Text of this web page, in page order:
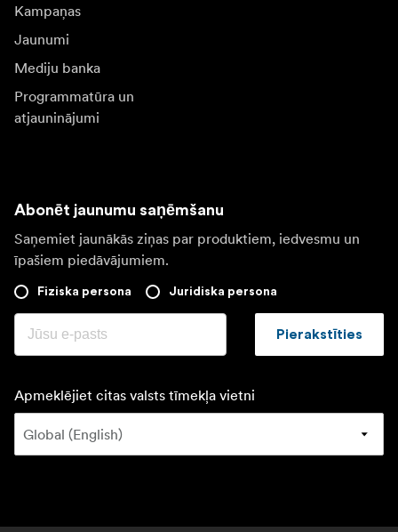
Kampaņas
Jaunumi
Mediju banka
Programmatūra un
atjauninājumi
Abonēt jaunumu saņēmšanu
Saņemiet jaunākās ziņas par produktiem, iedvesmu un
īpašiem piedāvājumiem.
Fiziska persona Juridiska persona
Pierakstīties
Apmeklējiet citas valsts tīmekļa vietni